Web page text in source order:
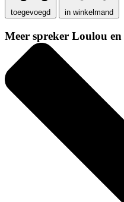
toegevoegd in winkelmand
Meer spreker Loulou